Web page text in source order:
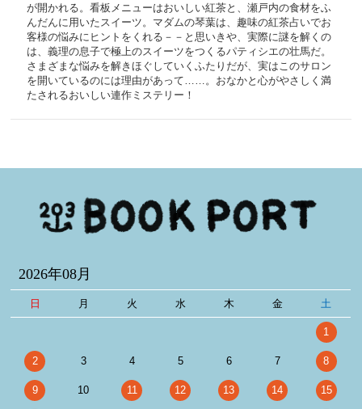
が開かれる。看板メニューはおいしい紅茶と、瀬戸内の食材をふ
んだんに用いたスイーツ。マダムの琴葉は、趣味の紅茶占いでお
客様の悩みにヒントをくれる－－と思いきや、実際に謎を解くの
は、義理の息子で極上のスイーツをつくるパティシエの壮馬だ。
さまざまな悩みを解きほぐしていくふたりだが、実はこのサロン
を開いているのには理由があって……。おなかと心がやさしく満
たされるおいしい連作ミステリー！
2026年08月
日 月 火 水 木 金 土
1
2 3 4 5 6 7 8
9 10 11 12 13 14 15